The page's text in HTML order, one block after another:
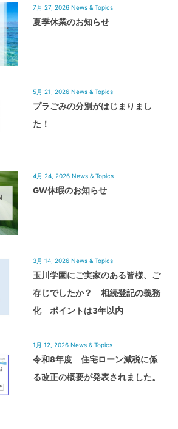
7月 27, 2026 News & Topics
夏季休業のお知らせ
5月 21, 2026 News & Topics
プラごみの分別がはじまりまし
た！
4月 24, 2026 News & Topics
GW休暇のお知らせ
3月 14, 2026 News & Topics
玉川学園にご実家のある皆様、ご
存じでしたか？ 相続登記の義務
化 ポイントは3年以内
1月 12, 2026 News & Topics
令和8年度 住宅ローン減税に係
る改正の概要が発表されました。